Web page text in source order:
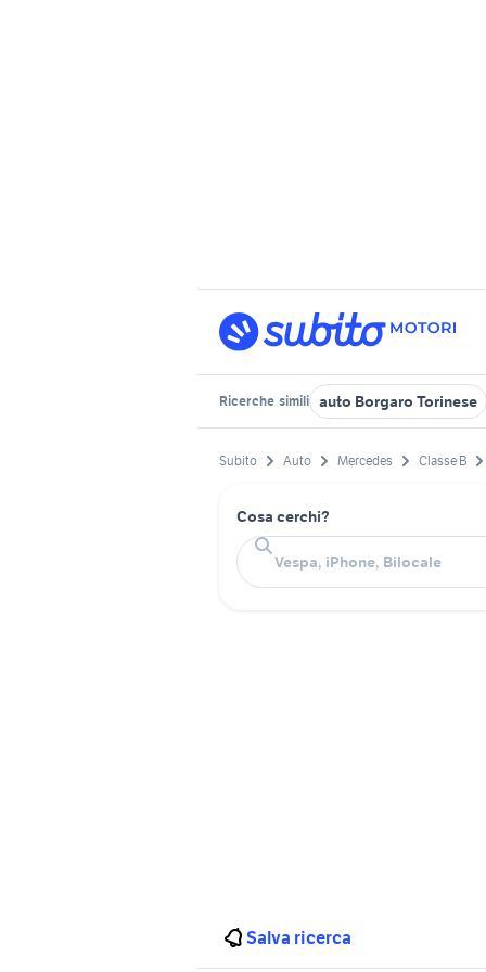
Ricerche simili auto Borgaro Torinese
Subito Auto Mercedes Classe B
Cosa cerchi?
Salva ricerca